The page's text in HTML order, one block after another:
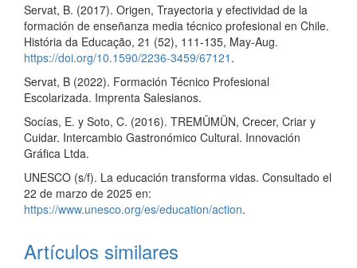
Servat, B. (2017). Origen, Trayectoria y efectividad de la
formación de enseñanza media técnico profesional en Chile.
História da Educação, 21 (52), 111-135, May-Aug.
https://doi.org/10.1590/2236-3459/67121 .
Servat, B (2022). Formación Técnico Profesional
Escolarizada. Imprenta Salesianos.
Socías, E. y Soto, C. (2016). TREMÜMÜN, Crecer, Criar y
Cuidar. Intercambio Gastronómico Cultural. Innovación
Gráfica Ltda.
UNESCO (s/f). La educación transforma vidas. Consultado el
22 de marzo de 2025 en:
https://www.unesco.org/es/education/action.
Artículos similares